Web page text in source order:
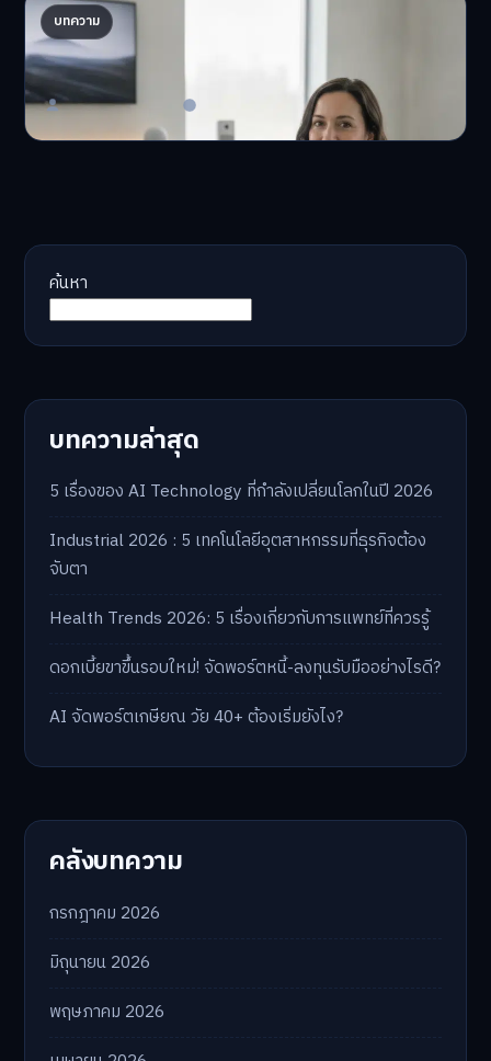
บทความ
AI จัดพอร์ตให้ปัง! เทรนด์ลงทุนยุคใหม่ ไม่ต้องเฝ้า
จอ
AI จัดพอร์ตให้ปัง! หมด…
Master Bussiness 23 มิถุนายน 2026
ค้นหา
บทความล่าสุด
5 เรื่องของ AI Technology ที่กำลังเปลี่ยนโลกในปี 2026
Industrial 2026 : 5 เทคโนโลยีอุตสาหกรรมที่ธุรกิจต้อง
จับตา
Health Trends 2026: 5 เรื่องเกี่ยวกับการแพทย์ที่ควรรู้
ดอกเบี้ยขาขึ้นรอบใหม่! จัดพอร์ตหนี้-ลงทุนรับมืออย่างไรดี?
AI จัดพอร์ตเกษียณ วัย 40+ ต้องเริ่มยังไง?
คลังบทความ
กรกฎาคม 2026
มิถุนายน 2026
พฤษภาคม 2026